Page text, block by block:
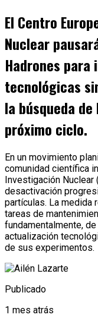
El Centro
Nuclear
Hadrones
tecnológicas
la búsqueda
próximo ciclo.
En un movimiento
comunidad científica
Investigación Nuclear
desactivación
partículas. La medida
tareas de
fundamentalmente,
actualización
de sus experimentos.
Publicado
1 mes atrás